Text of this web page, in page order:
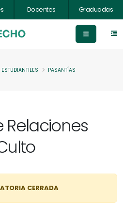
Docentes Graduadas
PASANTÍAS
Relaciones
CERRADA